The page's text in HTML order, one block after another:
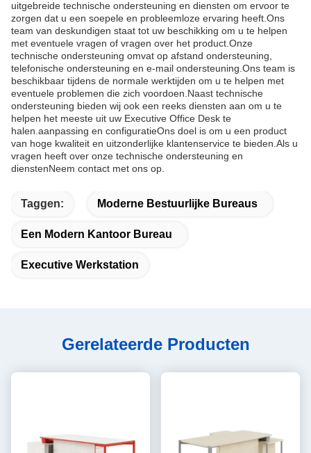
uitgebreide technische ondersteuning en diensten om ervoor te
zorgen dat u een soepele en probleemloze ervaring heeft.Ons
team van deskundigen staat tot uw beschikking om u te helpen
met eventuele vragen of vragen over het product.Onze
technische ondersteuning omvat op afstand ondersteuning,
telefonische ondersteuning en e-mail ondersteuning.Ons team is
beschikbaar tijdens de normale werktijden om u te helpen met
eventuele problemen die zich voordoen.Naast technische
ondersteuning bieden wij ook een reeks diensten aan om u te
helpen het meeste uit uw Executive Office Desk te
halen.aanpassing en configuratieOns doel is om u een product
van hoge kwaliteit en uitzonderlijke klantenservice te bieden.Als u
vragen heeft over onze technische ondersteuning en
dienstenNeem contact met ons op.
Taggen: Moderne Bestuurlijke Bureaus
Een Modern Kantoor Bureau
Executive Werkstation
Gerelateerde Producten